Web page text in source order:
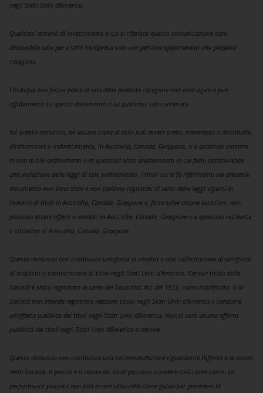
negli Stati Uniti d’America.
Qualsiasi attività di investimento a cui si riferisce questa comunicazione sarà
disponibile solo per e sarà intrapresa solo con persone appartenenti alle predette
categorie.
Chiunque non faccia parte di una delle predette categorie non deve agire o fare
affidamento su questo documento o su qualsiasi suo contenuto.
Né questo annuncio, né alcuna copia di esso può essere preso, trasmesso o distribuito,
direttamente o indirettamente, in Australia, Canada, Giappone, o a qualsiasi persona
in uno di tali ordinamenti o in qualsiasi altro ordinamento in cui farlo costituirebbe
una violazione delle leggi di tale ordinamento. I titoli cui si fa riferimento nel presente
documento non sono stati e non saranno registrati ai sensi delle leggi vigenti in
materia di titoli in Australia, Canada, Giappone e, fatte salve alcune eccezioni, non
possono essere offerti o venduti in Australia, Canada, Giappone o a qualsiasi residente
o cittadino di Australia, Canada, Giappone.
Questo annuncio non costituisce un’offerta di vendita o una sollecitazione di un’offerta
di acquisto o sottoscrizione di titoli negli Stati Uniti d’America. Nessun titolo della
Società è stato registrato ai sensi del Securities Act del 1933, come modificato, e la
Società non intende registrare nessuno titolo negli Stati Uniti d’America o condurre
un’offerta pubblica dei titoli negli Stati Uniti d’America. Non ci sarà alcuna offerta
pubblica dei titoli negli Stati Uniti d’America o altrove.
Questo annuncio non costituisce una raccomandazione riguardante l’offerta o le azioni
della Società. Il prezzo e il valore dei titoli possono scendere così come salire. La
performance passata non può essere utilizzata come guida per prevedere la